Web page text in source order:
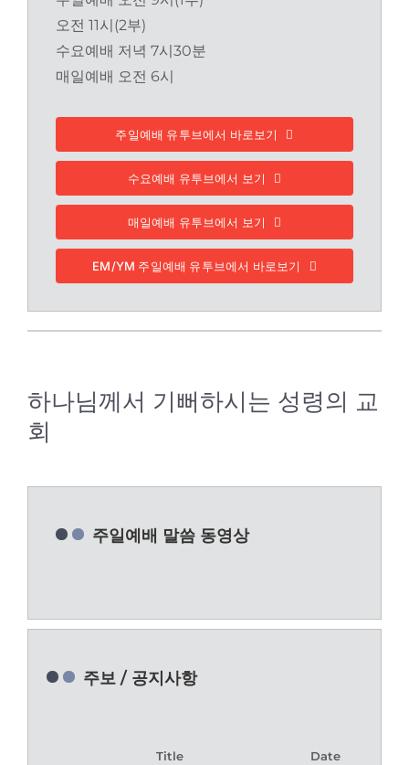
오전 11시(2부)
수요예배 저녁 7시30분
매일예배 오전 6시
주일예배 유투브에서 바로보기
수요예배 유투브에서 보기
매일예배 유투브에서 보기
EM/YM 주일예배 유투브에서 바로보기
하나님께서 기뻐하시는 성령의 교
회
주일예배 말씀 동영상
주보 / 공지사항
Title Date